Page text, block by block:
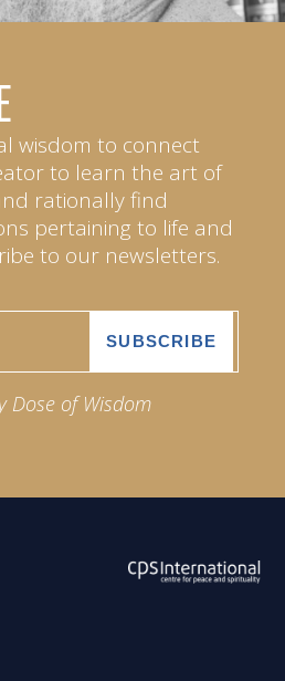
wisdom to connect
to learn the art of
rationally find
pertaining to life and
to our newsletters.
Dose of Wisdom